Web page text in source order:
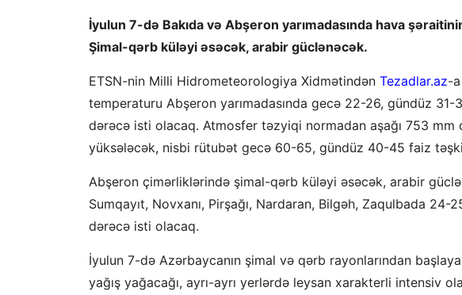
İyulun 7-də Bakıda və Abşeron yarımadasında hava
Şimal-qərb küləyi əsəcək, arabir güclənəcək.
ETSN-nin Milli Hidrometeorologiya Xidmətindən Tezadlar.az-
temperaturu Abşeron yarımadasında gecə 22-26, gündüz
dərəcə isti olacaq. Atmosfer təzyiqi normadan aşağı 753 mm
yüksələcək, nisbi rütubət gecə 60-65, gündüz 40-45 faiz
Abşeron çimərliklərində şimal-qərb küləyi əsəcək, arabir
Sumqayıt, Novxanı, Pirşağı, Nardaran, Bilgəh, Zaqulbada 24-
dərəcə isti olacaq.
İyulun 7-də Azərbaycanın şimal və qərb rayonlarından
yağış yağacağı, ayrı-ayrı yerlərdə leysan xarakterli intensiv